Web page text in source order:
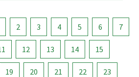
2 3 4 5 6 7
12 13 14 15
19 20 21 22 23